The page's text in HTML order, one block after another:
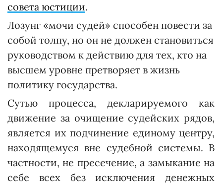
совета юстиции.
Лозунг «мочи судей» способен повести за
собой толпу, но он не должен становиться
руко­водст­вом к действию для тех, кто на
высшем уровне претворяет в жизнь
политику государства.
Сутью процесса, декларируемого как
движение за очищение судейских рядов,
является их подчинение единому центру,
находящемуся вне судебной системы. В
частности, не пресечение, а замыкание на
себе всех без исключения денежных